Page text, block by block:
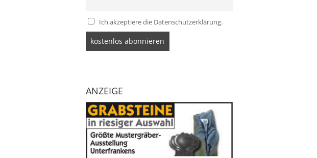
Ich akzeptiere die Datenschutzerklärung.
ANZEIGE